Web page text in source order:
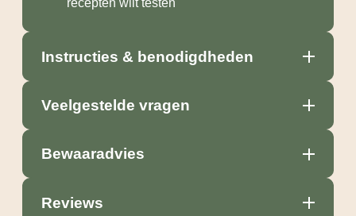
recepten wilt testen
Instructies & benodigdheden
Veelgestelde vragen
Bewaaradvies
Reviews